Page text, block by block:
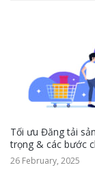
Tối ưu Đăng tải
trọng & các bước
26 February, 2025